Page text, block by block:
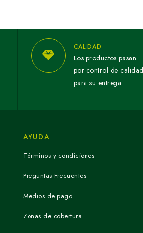
CALIDAD
Los productos pasan
por control de calidad
para su entrega.
AYUDA
Términos y condiciones
Preguntas Frecuentes
Medios de pago
Zonas de cobertura